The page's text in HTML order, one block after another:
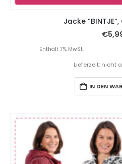
Jacke “BINTJE”,
€
Enthält 7% MwSt.
Lieferzeit: nicht
IN DEN